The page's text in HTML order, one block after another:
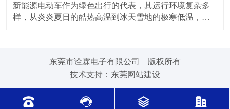
新能源电动车作为绿色出行的代表，其运行环境复杂多
样，从炎炎夏日的酷热高温到冰天雪地的极寒低温，车
环境下，新能源电动车的电池、电机等部件工作时会散
东莞市诠霖电子有限公司 版权所有
技术支持： 东莞网站建设